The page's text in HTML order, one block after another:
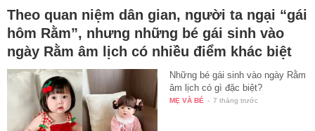
Theo quan niệm dân gian, người ta ngại “gái
hôm Rằm”, nhưng những bé gái sinh vào
ngày Rằm âm lịch có nhiều điểm khác biệt
Những bé gái sinh vào ngày Rằm
âm lịch có gì đặc biệt?
MẸ VÀ BÉ - 7 tháng trước